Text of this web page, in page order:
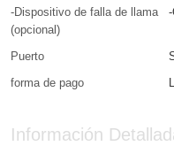
-Dispositivo de falla de llama
(opcional)
Puerto
forma de pago
Información